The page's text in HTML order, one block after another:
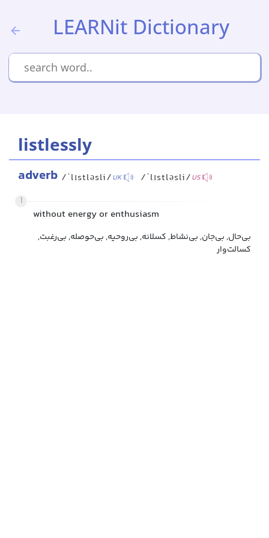
LEARNit Dictionary
listlessly
adverb /ˈlɪstləsli/UK /ˈlɪstləsli/US
1
without energy or enthusiasm
بی‌حال, بی‌جان, بی‌نشاط, کسلانه, بی‌روحیه, بی‌حوصله, بی‌رغبت,
کسالت‌وار